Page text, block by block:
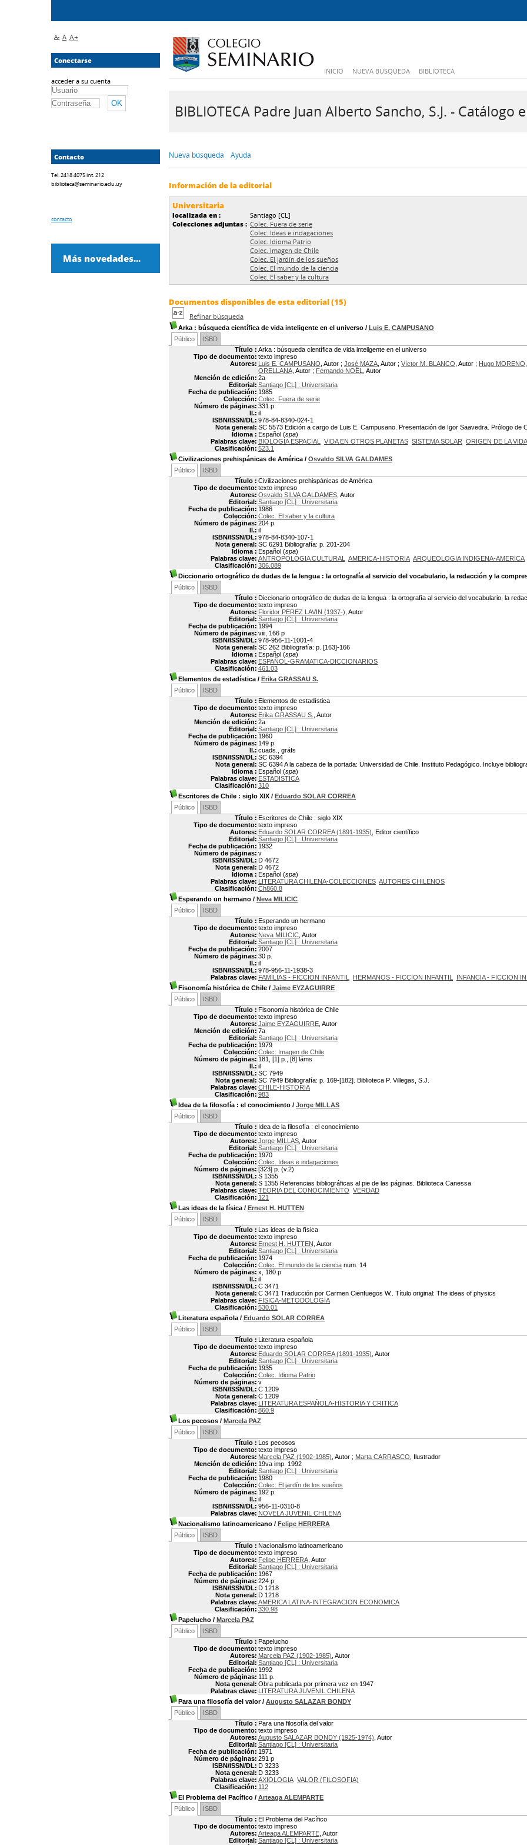
INICIO NUEVA BÚSQUEDA BIBLIOTECA
BIBLIOTECA Padre Juan Alberto Sancho, S.J. - Catálogo
Nueva búsqueda Ayuda
Información de la editorial
Universitaria
localizada en :
Santiago [CL]
Colecciones adjuntas : Colec. Fuera de serie
Colec. Ideas e indagaciones
Colec. Idioma Patrio
Colec. Imagen de Chile
Colec. El jardín de los sueños
Colec. El mundo de la ciencia
Colec. El saber y la cultura
Documentos disponibles de esta editorial (15)
Refinar búsqueda
Arka : búsqueda científica de vida inteligente en el universo / Luis E. CAMPUSANO
Público
ISBD
Título : Arka : búsqueda científica de vida inteligente en el universo
Tipo de documento: texto impreso
Autores: Luis E. CAMPUSANO , Autor ; José MAZA , Autor ; Víctor M. BLANCO , Autor ; Hugo MORENO
ORELLANA , Autor ; Fernando NOËL
, Autor
Mención de edición: 2a
Editorial: Santiago [CL] : Universitaria
Fecha de publicación: 1985
Colección: Colec. Fuera de serie
Número de páginas: 331 p
Il.: il
ISBN/ISSN/DL: 978-84-8340-024-1
Nota general: SC 5573 Edición a cargo de Luis E. Campusano. Presentación de Igor Saavedra. Prólogo de
Idioma : Español (spa)
Palabras clave: BIOLOGIA ESPACIAL VIDA EN OTROS PLANETAS SISTEMA SOLAR ORIGEN DE LA VIDA
Clasificación: 523.1
Civilizaciones prehispánicas de América / Osvaldo SILVA GALDAMES
Público
ISBD
Título : Civilizaciones prehispánicas de América
Tipo de documento: texto impreso
Autores: Osvaldo SILVA GALDAMES , Autor
Editorial: Santiago [CL] : Universitaria
Fecha de publicación: 1986
Colección: Colec. El saber y la cultura
Número de páginas: 204 p
Il.: il
ISBN/ISSN/DL: 978-84-8340-107-1
Nota general: SC 6291 Bibliografía: p. 201-204
Idioma : Español (spa)
Palabras clave: ANTROPOLOGIA CULTURAL AMERICA-HISTORIA ARQUEOLOGIA INDIGENA-AMERICA
Clasificación: 306.089
Diccionario ortográfico de dudas de la lengua : la ortografía al servicio del vocabulario, la redacción y la
Público
ISBD
Título : Diccionario ortográfico de dudas de la lengua : la ortografía al servicio del vocabulario, la
Tipo de documento: texto impreso
Autores: Floridor PEREZ LAVIN (1937-) , Autor
Editorial: Santiago [CL] : Universitaria
Fecha de publicación: 1994
Número de páginas: viii, 166 p
ISBN/ISSN/DL: 978-956-11-1001-4
Nota general: SC 262 Bibliografía: p. [163]-166
Idioma : Español (spa)
Palabras clave: ESPAÑOL-GRAMATICA-DICCIONARIOS
Clasificación: 461.03
Elementos de estadística / Erika GRASSAU S.
Público
ISBD
Título : Elementos de estadística
Tipo de documento: texto impreso
Autores: Erika GRASSAU S.
, Autor
Mención de edición: 2a
Editorial: Santiago [CL] : Universitaria
Fecha de publicación: 1960
Número de páginas: 149 p
Il.: cuads., gráfs
ISBN/ISSN/DL: SC 6394
Nota general: SC 6394 A la cabeza de la portada: Universidad de Chile. Instituto Pedagógico. Incluye
Idioma : Español (spa)
Palabras clave: ESTADISTICA
Clasificación: 310
Escritores de Chile : siglo XIX / Eduardo SOLAR CORREA
Público
ISBD
Título : Escritores de Chile : siglo XIX
Tipo de documento: texto impreso
Autores: Eduardo SOLAR CORREA (1891-1935) , Editor científico
Editorial: Santiago [CL] : Universitaria
Fecha de publicación: 1932
Número de páginas: v
ISBN/ISSN/DL: D 4672
Nota general: D 4672
Idioma : Español (spa)
Palabras clave: LITERATURA CHILENA-COLECCIONES AUTORES CHILENOS
Clasificación: Ch860.8
Esperando un hermano / Neva MILICIC
Público
ISBD
Título : Esperando un hermano
Tipo de documento: texto impreso
Autores: Neva MILICIC , Autor
Editorial: Santiago [CL] : Universitaria
Fecha de publicación: 2007
Número de páginas: 30 p.
Il.: il
ISBN/ISSN/DL: 978-956-11-1938-3
Palabras clave: FAMILIAS - FICCION INFANTIL HERMANOS - FICCION INFANTIL
INFANCIA - FICCION
Fisonomía histórica de Chile / Jaime EYZAGUIRRE
Público
ISBD
Título : Fisonomía histórica de Chile
Tipo de documento: texto impreso
Autores: Jaime EYZAGUIRRE , Autor
Mención de edición: 7a
Editorial: Santiago [CL] : Universitaria
Fecha de publicación: 1979
Colección: Colec. Imagen de Chile
Número de páginas: 181, [1] p., [8] láms
Il.: il
ISBN/ISSN/DL: SC 7949
Nota general: SC 7949 Bibliografía: p. 169-[182]. Biblioteca P. Villegas, S.J.
Palabras clave: CHILE-HISTORIA
Clasificación: 983
Idea de la filosofía : el conocimiento / Jorge MILLAS
Público
ISBD
Título : Idea de la filosofía : el conocimiento
Tipo de documento: texto impreso
Autores: Jorge MILLAS , Autor
Editorial: Santiago [CL] : Universitaria
Fecha de publicación: 1970
Colección: Colec. Ideas e indagaciones
Número de páginas: [323] p. (v.2)
ISBN/ISSN/DL: S 1355
Nota general: S 1355 Referencias bibliográficas al pie de las páginas. Biblioteca Canessa
Palabras clave: TEORIA DEL CONOCIMIENTO VERDAD
Clasificación: 121
Las ideas de la física / Ernest H. HUTTEN
Público
ISBD
Título : Las ideas de la física
Tipo de documento: texto impreso
Autores: Ernest H. HUTTEN , Autor
Editorial: Santiago [CL] : Universitaria
Fecha de publicación: 1974
Colección: Colec. El mundo de la ciencia num. 14
Número de páginas: x, 180 p
Il.: il
ISBN/ISSN/DL: C 3471
Nota general: C 3471 Traducción por Carmen Cienfuegos W.. Título original: The ideas of physics
Palabras clave: FISICA-METODOLOGIA
Clasificación: 530.01
Literatura española / Eduardo SOLAR CORREA
Público
ISBD
Título : Literatura española
Tipo de documento: texto impreso
Autores: Eduardo SOLAR CORREA (1891-1935) , Autor
Editorial: Santiago [CL] : Universitaria
Fecha de publicación: 1935
Colección: Colec. Idioma Patrio
Número de páginas: v
ISBN/ISSN/DL: C 1209
Nota general: C 1209
Palabras clave: LITERATURA ESPAÑOLA-HISTORIA Y CRITICA
Clasificación: 860.9
Los pecosos / Marcela PAZ
Público
ISBD
Título : Los pecosos
Tipo de documento: texto impreso
Autores: Marcela PAZ (1902-1985) , Autor ; Marta CARRASCO , Ilustrador
Mención de edición: 19va imp. 1992
Editorial: Santiago [CL] : Universitaria
Fecha de publicación: 1980
Colección: Colec. El jardín de los sueños
Número de páginas: 192 p.
Il.: il
ISBN/ISSN/DL: 956-11-0310-8
Palabras clave: NOVELA JUVENIL CHILENA
Nacionalismo latinoamericano / Felipe HERRERA
Público
ISBD
Título : Nacionalismo latinoamericano
Tipo de documento: texto impreso
Autores: Felipe HERRERA , Autor
Editorial: Santiago [CL] : Universitaria
Fecha de publicación: 1967
Número de páginas: 224 p
ISBN/ISSN/DL: D 1218
Nota general: D 1218
Palabras clave: AMERICA LATINA-INTEGRACION ECONOMICA
Clasificación: 330.98
Papelucho / Marcela PAZ
Público
ISBD
Título : Papelucho
Tipo de documento: texto impreso
Autores: Marcela PAZ (1902-1985) , Autor
Editorial: Santiago [CL] : Universitaria
Fecha de publicación: 1992
Número de páginas: 111 p.
Nota general: Obra publicada por primera vez en 1947
Palabras clave: LITERATURA JUVENIL CHILENA
Para una filosofía del valor/ Augusto SALAZAR BONDY
Público
ISBD
Título : Para una filosofía del valor
Tipo de documento: texto impreso
Autores: Augusto SALAZAR BONDY (1925-1974) , Autor
Editorial: Santiago [CL] : Universitaria
Fecha de publicación: 1971
Número de páginas: 291 p
ISBN/ISSN/DL: D 3233
Nota general: D 3233
Palabras clave: AXIOLOGIA VALOR (FILOSOFIA)
Clasificación: 112
El Problema del Pacífico / Arteaga ALEMPARTE
Público
ISBD
Título : El Problema del Pacífico
Tipo de documento: texto impreso
Autores: Arteaga ALEMPARTE , Autor
Editorial: Santiago [CL] : Universitaria
A- A A+
Conectarse
acceder a su cuenta
Contacto
Tel. 2418 4075 int. 212
biblioteca@seminario.edu.uy
contacto
Más novedades...